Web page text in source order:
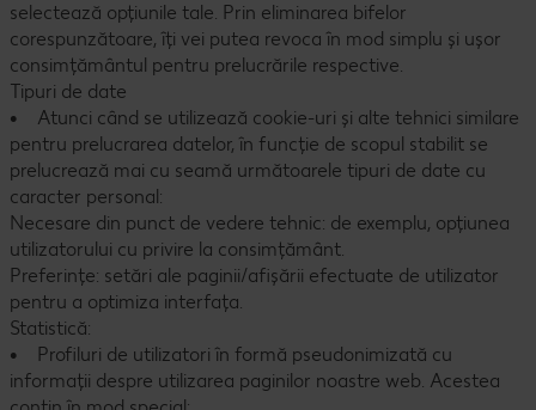
selectează opțiunile tale. Prin eliminarea bifelor
corespunzătoare, îți vei putea revoca în mod simplu și ușor
consimțământul pentru prelucrările respective.
Tipuri de date
• Atunci când se utilizează cookie-uri și alte tehnici similare
pentru prelucrarea datelor, în funcție de scopul stabilit se
prelucrează mai cu seamă următoarele tipuri de date cu
caracter personal:
Necesare din punct de vedere tehnic: de exemplu, opțiunea
utilizatorului cu privire la consimțământ.
Preferințe: setări ale paginii/afișării efectuate de utilizator
pentru a optimiza interfața.
Statistică:
• Profiluri de utilizatori în formă pseudonimizată cu
informații despre utilizarea paginilor noastre web. Acestea